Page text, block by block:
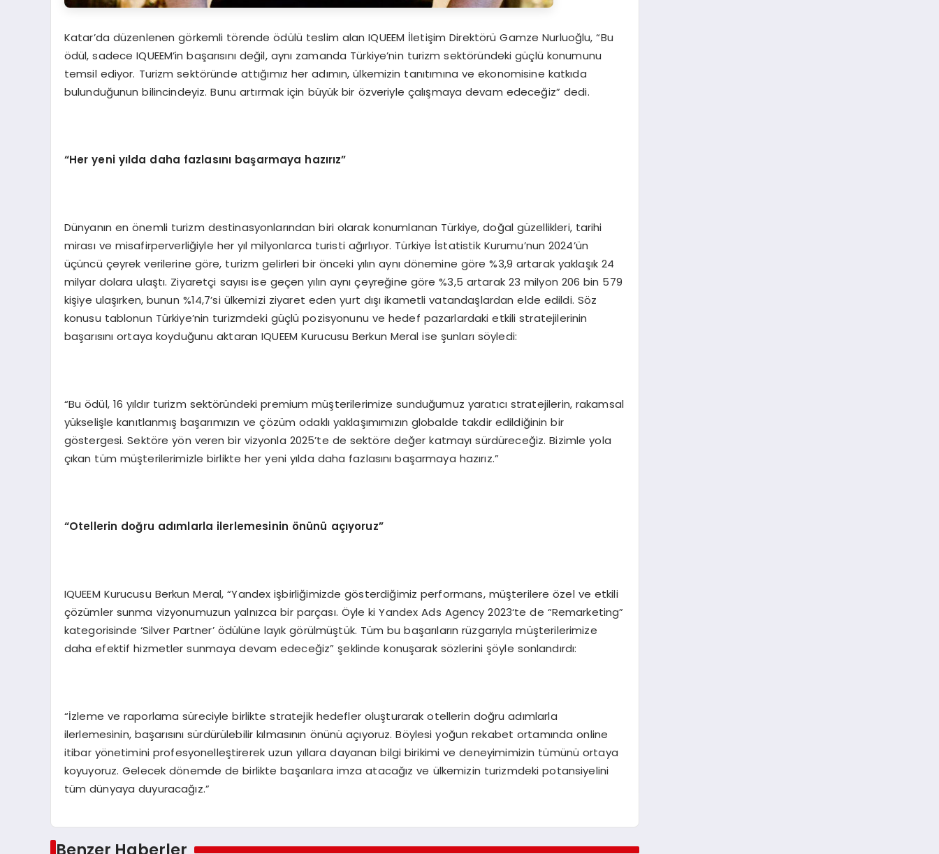
Katar’da düzenlenen görkemli törende ödülü teslim alan IQUEEM İletişim Direktörü Gamze Nurluoğlu, “Bu
ödül, sadece IQUEEM’in başarısını değil, aynı zamanda Türkiye’nin turizm sektöründeki güçlü konumunu
temsil ediyor. Turizm sektöründe attığımız her adımın, ülkemizin tanıtımına ve ekonomisine katkıda
bulunduğunun bilincindeyiz. Bunu artırmak için büyük bir özveriyle çalışmaya devam edeceğiz” dedi.
“Her yeni yılda daha fazlasını başarmaya hazırız”
Dünyanın en önemli turizm destinasyonlarından biri olarak konumlanan Türkiye, doğal güzellikleri, tarihi
mirası ve misafirperverliğiyle her yıl milyonlarca turisti ağırlıyor. Türkiye İstatistik Kurumu’nun 2024’ün
üçüncü çeyrek verilerine göre, turizm gelirleri bir önceki yılın aynı dönemine göre %3,9 artarak yaklaşık 24
milyar dolara ulaştı. Ziyaretçi sayısı ise geçen yılın aynı çeyreğine göre %3,5 artarak 23 milyon 206 bin 579
kişiye ulaşırken, bunun %14,7’si ülkemizi ziyaret eden yurt dışı ikametli vatandaşlardan elde edildi. Söz
konusu tablonun Türkiye’nin turizmdeki güçlü pozisyonunu ve hedef pazarlardaki etkili stratejilerinin
başarısını ortaya koyduğunu aktaran IQUEEM Kurucusu Berkun Meral ise şunları söyledi:
“Bu ödül, 16 yıldır turizm sektöründeki premium müşterilerimize sunduğumuz yaratıcı stratejilerin, rakamsal
yükselişle kanıtlanmış başarımızın ve çözüm odaklı yaklaşımımızın globalde takdir edildiğinin bir
göstergesi. Sektöre yön veren bir vizyonla 2025’te de sektöre değer katmayı sürdüreceğiz. Bizimle yola
çıkan tüm müşterilerimizle birlikte her yeni yılda daha fazlasını başarmaya hazırız.”
“Otellerin doğru adımlarla ilerlemesinin önünü açıyoruz”
IQUEEM Kurucusu Berkun Meral, “Yandex işbirliğimizde gösterdiğimiz performans, müşterilere özel ve etkili
çözümler sunma vizyonumuzun yalnızca bir parçası. Öyle ki Yandex Ads Agency 2023‘te de “Remarketing”
kategorisinde ‘Silver Partner’ ödülüne layık görülmüştük. Tüm bu başarıların rüzgarıyla müşterilerimize
daha efektif hizmetler sunmaya devam edeceğiz” şeklinde konuşarak sözlerini şöyle sonlandırdı:
“İzleme ve raporlama süreciyle birlikte stratejik hedefler oluşturarak otellerin doğru adımlarla
ilerlemesinin, başarısını sürdürülebilir kılmasının önünü açıyoruz. Böylesi yoğun rekabet ortamında online
itibar yönetimini profesyonelleştirerek uzun yıllara dayanan bilgi birikimi ve deneyimimizin tümünü ortaya
koyuyoruz. Gelecek dönemde de birlikte başarılara imza atacağız ve ülkemizin turizmdeki potansiyelini
tüm dünyaya duyuracağız.”